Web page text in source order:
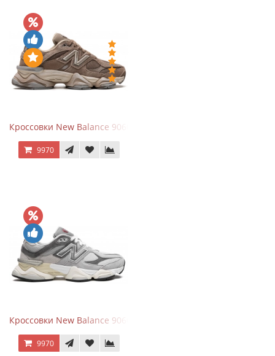
Кроссовки New Balance 9060 Mushroom
9970
Кроссовки New Balance 9060 Rain Cloud Grey
9970